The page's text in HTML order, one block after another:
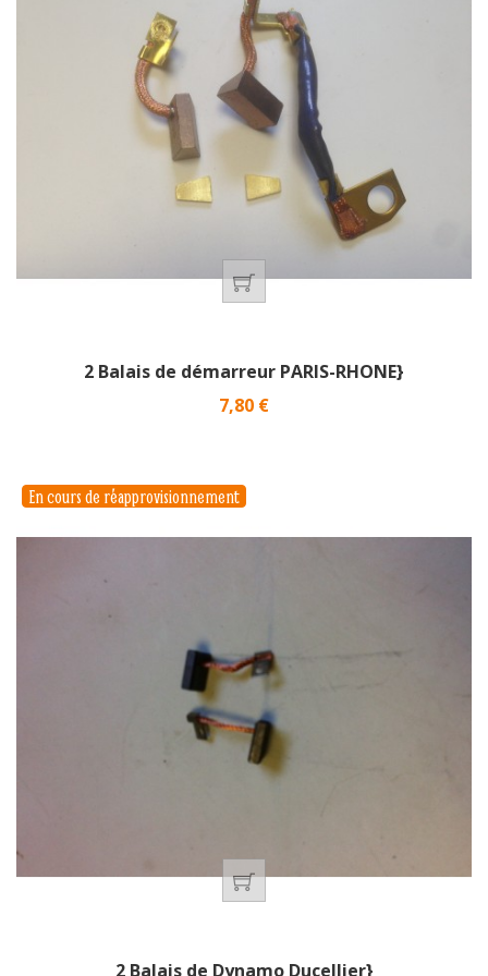
2 Balais de démarreur PARIS-RHONE}
Prix
7,80 €
2 Balais de Dynamo Ducellier}
En cours de réapprovisionnement